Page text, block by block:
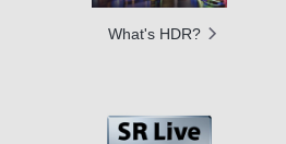
What's HDR?